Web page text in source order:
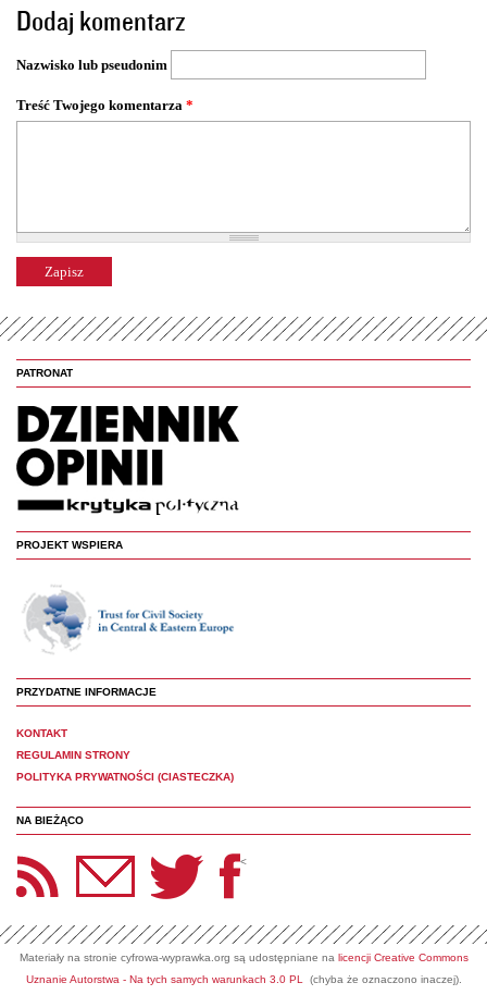
r
o
n
y
Dodaj komentarz
Nazwisko lub pseudonim
Treść Twojego komentarza *
PATRONAT
PROJEKT WSPIERA
PRZYDATNE INFORMACJE
KONTAKT
REGULAMIN STRONY
POLITYKA PRYWATNOŚCI (CIASTECZKA)
NA BIEŻĄCO
Panoptyka Facebook <
Materiały na stronie cyfrowa-wyprawka.org są udostępniane na licencji Creative Commons
Uznanie Autorstwa - Na tych samych warunkach 3.0 PL(chyba że oznaczono inaczej).